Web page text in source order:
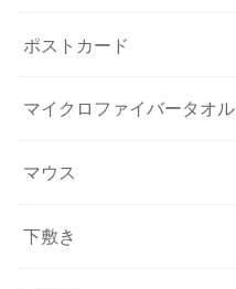
ポストカード
マイクロファイバータオル
マウス
下敷き